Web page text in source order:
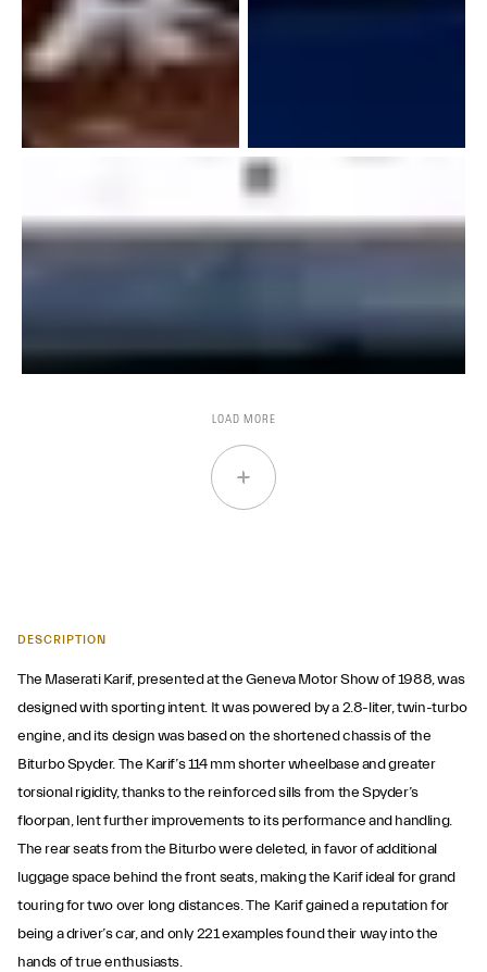
LOAD MORE
DESCRIPTION
The Maserati Karif, presented at the Geneva Motor Show of 1988, was
designed with sporting intent. It was powered by a 2.8-liter, twin-turbo
engine, and its design was based on the shortened chassis of the
Biturbo Spyder. The Karif’s 114 mm shorter wheelbase and greater
torsional rigidity, thanks to the reinforced sills from the Spyder’s
floorpan, lent further improvements to its performance and handling.
The rear seats from the Biturbo were deleted, in favor of additional
luggage space behind the front seats, making the Karif ideal for grand
touring for two over long distances. The Karif gained a reputation for
being a driver’s car, and only 221 examples found their way into the
hands of true enthusiasts.